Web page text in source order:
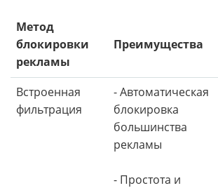
Метод
блокировки
рекламы
Преимущества
Встроенная
фильтрация
- Автоматическая
блокировка
большинства
рекламы
- Простота и